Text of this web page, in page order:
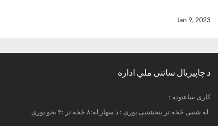
Jan 9, 2023
د چاپیریال ساتنی ملي اداره
: کاری ساعتونه
له شنبې څخه تر پنجشنبې پورې : د سهار له:۸ څخه تر :۴ بجو پورې